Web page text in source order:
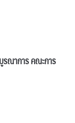
รณาการ คณะการ